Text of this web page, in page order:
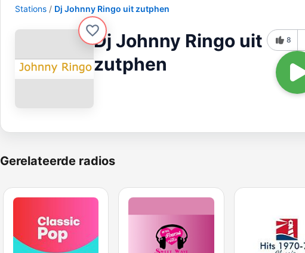
Stations Dj Johnny Ringo uit zutphen
Dj Johnny Ringo uit
zutphen
8
Gerelateerde radios